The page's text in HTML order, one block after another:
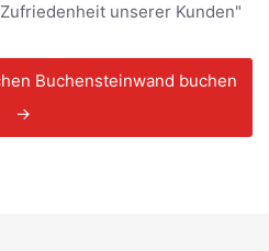
unserer Kunden"
Buchensteinwand buchen
→